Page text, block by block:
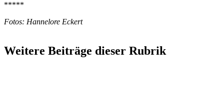
*****
Fotos: Hannelore Eckert
Weitere Beiträge dieser Rubrik